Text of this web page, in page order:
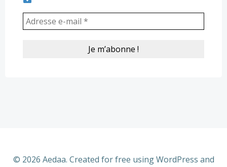
© 2026 Aedaa. Created for free using WordPress and